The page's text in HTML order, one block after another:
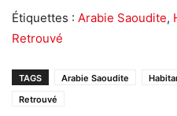
Étiquettes : Arabie Saoudite,
Retrouvé
TAGS Arabie Saoudite
Retrouvé